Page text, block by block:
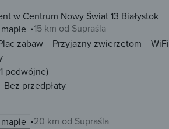
w Centrum Nowy Świat 13 Białystok
15 km od Supraśla
zabaw Przyjazny zwierzętom
WiFi
podwójne)
Bez przedpłaty
20 km od Supraśla